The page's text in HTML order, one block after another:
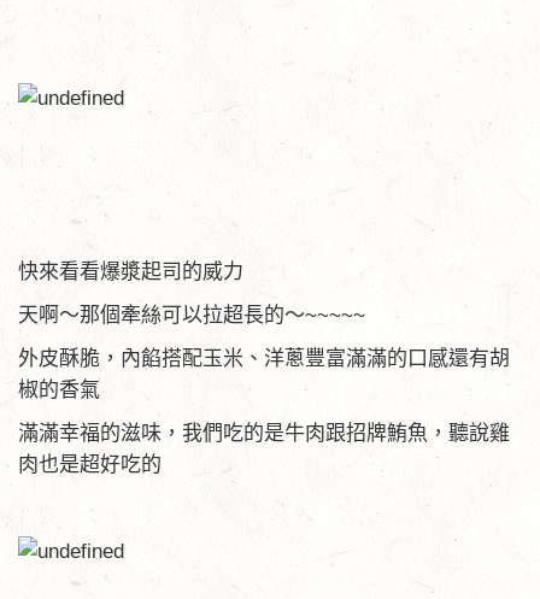
快來看看爆漿起司的威力
天啊～那個牽絲可以拉超長的～~~~~~
外皮酥脆，內餡搭配玉米、洋蔥豐富滿滿的口感還有胡
椒的香氣
滿滿幸福的滋味，我們吃的是牛肉跟招牌鮪魚，聽說雞
肉也是超好吃的